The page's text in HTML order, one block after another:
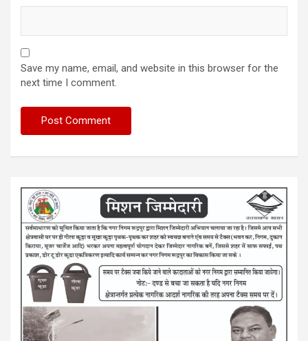
Save my name, email, and website in this browser for the
next time I comment.